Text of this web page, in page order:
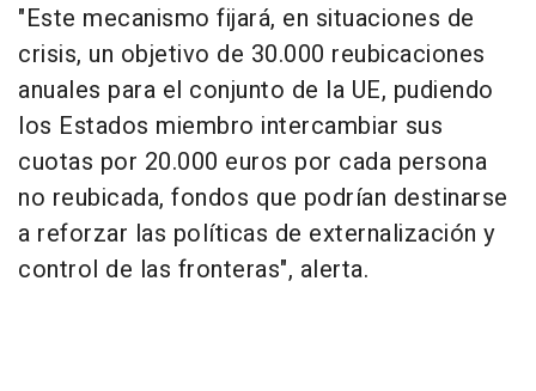
"Este mecanismo fijará, en situaciones de
crisis, un objetivo de 30.000 reubicaciones
anuales para el conjunto de la UE, pudiendo
los Estados miembro intercambiar sus
cuotas por 20.000 euros por cada persona
no reubicada, fondos que podrían destinarse
a reforzar las políticas de externalización y
control de las fronteras", alerta.